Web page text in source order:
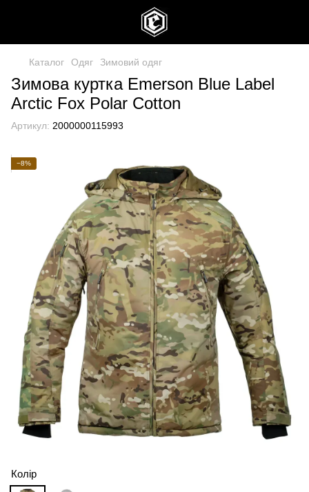
Каталог Одяг Зимовий одяг
Зимова куртка Emerson Blue Label
Arctic Fox Polar Cotton
Артикул: 2000000115993
−8%
Колір